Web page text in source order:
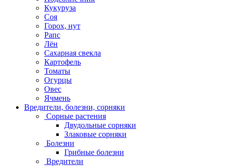
Кукуруза
Соя
Горох, нут
Рапс
Лён
Сахарная свекла
Картофель
Томаты
Огурцы
Овес
Ячмень
Вредители, болезни, сорняки
Сорные растения
Двудольные сорняки
Злаковые сорняки
Болезни
Грибные болезни
Вредители